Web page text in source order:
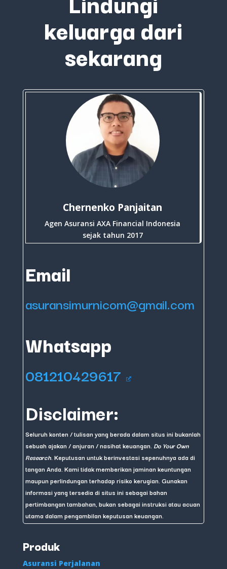
keluarga dari
sekarang
Chernenko Panjaitan
Agen Asuransi AXA Financial Indonesia
sejak tahun 2017
Email
asuransimurnicom@gmail.com
Whatsapp
081210429617
Disclaimer:
Seluruh konten / tulisan yang berada dalam situs ini bukanlah
sebuah ajakan / anjuran / nasihat keuangan. Do Your Own
Research . Keputusan untuk berinvestasi sepenuhnya ada di
tangan Anda. Kami tidak memberikan jaminan keuntungan
maupun perlindungan terhadap risiko kerugian. Gunakan
informasi yang tersedia di situs ini sebagai bahan
pertimbangan tambahan, bukan sebagai instruksi atau acuan
utama dalam pengambilan keputusan keuangan.
Produk
Asuransi Perjalanan